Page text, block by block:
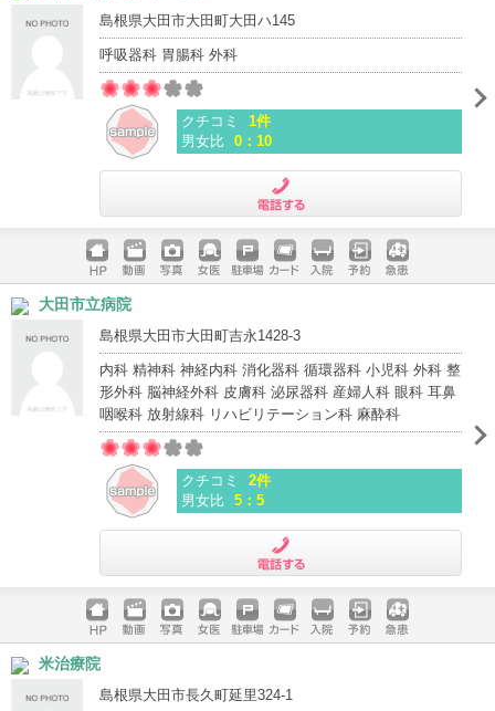
島根県大田市大田町大田ハ145
呼吸器科 胃腸科 外科
クチコミ
1件
男女比 0：10
ホームペ
ージ
動画 写真 女医 駐車場
クレジッ
入院 予約 急患
大田市立病院
島根県大田市大田町吉永1428-3
内科 精神科 神経内科 消化器科 循環器科 小児科 外科 整
形外科 脳神経外科 皮膚科 泌尿器科 産婦人科 眼科 耳鼻
咽喉科 放射線科 リハビリテーション科 麻酔科
クチコミ
2件
男女比 5：5
ホームペ
ージ
動画 写真 女医 駐車場
クレジッ
入院 予約 急患
米治療院
島根県大田市長久町延里324-1